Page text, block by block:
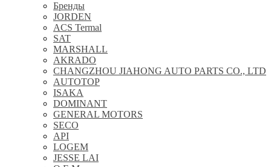
Бренды
JORDEN
ACS Termal
SAT
MARSHALL
AKRADO
CHANGZHOU JIAHONG AUTO PARTS CO., LTD
AUTOTOP
ISAKA
DOMINANT
GENERAL MOTORS
SECO
API
LOGEM
JESSE LAI